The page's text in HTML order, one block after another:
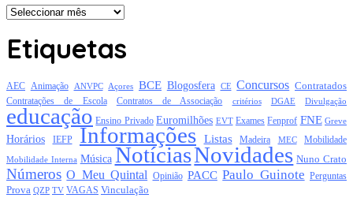
Arquivo
Etiquetas
AEC Animação ANVPC Açores BCE Blogosfera CE Concursos Contratados
Contratações de Escola Contratos de Associação critérios DGAE Divulgação
educação Ensino Privado Euromilhões EVT Exames Fenprof FNE Greve
Horários IEFP Informações Listas Madeira MEC Mobilidade
Mobilidade Interna Música NotíciasNovidades Nuno Crato
Números O Meu Quintal Opinião PACC Paulo Guinote Perguntas
Prova QZP TV VAGAS Vinculação